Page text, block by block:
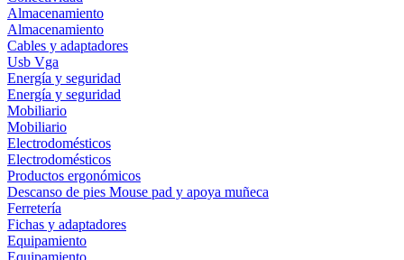
Almacenamiento
Almacenamiento
Cables y adaptadores
Usb Vga
Energía y seguridad
Energía y seguridad
Mobiliario
Mobiliario
Electrodomésticos
Electrodomésticos
Productos ergonómicos
Descanso de pies Mouse pad y apoya muñeca
Ferretería
Fichas y adaptadores
Equipamiento
Equipamiento